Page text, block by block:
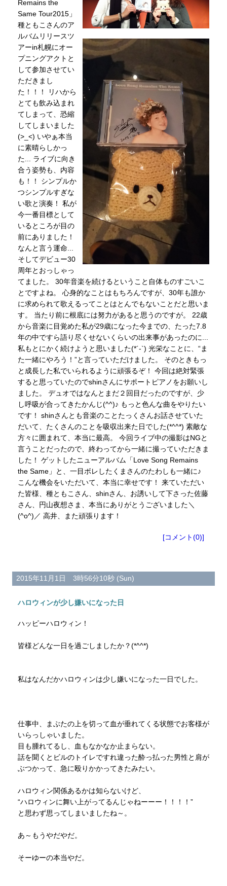
Remains the
Same Tour2015」
種ともこさんのア
ルバムリリースツ
アーin札幌にオー
プニングアクトと
して参加させてい
ただきまし
た！！！ リハから
とても飲み込まれ
てしまって、恐縮
してしまいました
(>_<) いやぁ本当
に素晴らしかっ
た... ライブに向き
合う姿勢も、内容
も！！ シンプルか
つシンプルすぎな
い歌と演奏！ 私が
今一番目標として
いるところが目の
前にありました！
なんと言う運命...
そしてデビュー30
周年とおっしゃっ
てました。 30年音楽を続けるということ自体ものすごいこ
とですよね。 心身的なことはもちろんですが、30年も誰か
に求められて歌えるってことはとんでもないことだと思いま
す。 当たり前に根底には努力があると思うのですが。 22歳
から音楽に目覚めた私が29歳になった今までの、たった7.8
年の中ですら語り尽くせないくらいの出来事があったのに...
私もとにかく続けようと思いました(*´-`) 光栄なことに、“ま
た一緒にやろう！”と言っていただけました。 そのときもっ
と成長した私でいられるように頑張るぞ！ 今回は絶対緊張
すると思っていたのでshinさんにサポートピアノをお願いし
ました。 デュオではなんとまだ２回目だったのですが、少
し呼吸が合ってきたかんじ(^^)♪ もっと色んな曲をやりたい
です！ shinさんとも音楽のことたっくさんお話させていた
だいて、たくさんのことを吸収出来た日でした(*^^*) 素敵な
方々に囲まれて、本当に最高。 今回ライブ中の撮影はNGと
言うことだったので、終わってから一緒に撮っていただきま
した！ ゲットしたニューアルバム「Love Song Remains
the Same」と、一目ボレしたくまさんのたわしも一緒に♪
こんな機会をいただいて、本当に幸せです！ 来ていただい
た皆様、種ともこさん、shinさん、お誘いして下さった佐藤
さん、円山夜想さま、本当にありがとうございました＼
(^o^)／ 高井、また頑張ります！
[コメント(0)]
2015年11月1日 3時56分10秒 (Sun)
ハロウィンが少し嫌いになった日
ハッピーハロウィン！
皆様どんな一日を過ごしましたか？(*^^*)
私はなんだかハロウィンは少し嫌いになった一日でした。
仕事中、まぶたの上を切って血が垂れてくる状態でお客様が
いらっしゃいました。
目も腫れてるし、血もなかなか止まらない。
話を聞くとビルのトイレですれ違った酔っ払った男性と肩が
ぶつかって、急に殴りかかってきたみたい。
ハロウィン関係あるかは知らないけど、
“ハロウィンに舞い上がってるんじゃねーーー！！！！”
と思わず思ってしまいましたね～。
あ～もうやだやだ。
そーゆーの本当やだ。